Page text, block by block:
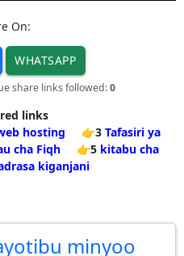
On:
WHATSAPP
share links followed:0
links
hosting 👉3 Tafasiri ya
cha Fiqh 👉5 kitabu cha
kiganjani
minyoo